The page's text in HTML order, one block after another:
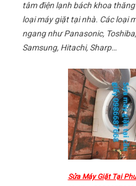
tâm điện lạnh bách khoa
loại máy giặt tại nhà. Các loại
ngang như Panasonic,
Samsung, Hitachi, Sharp…
Sửa Máy Giặt Tại